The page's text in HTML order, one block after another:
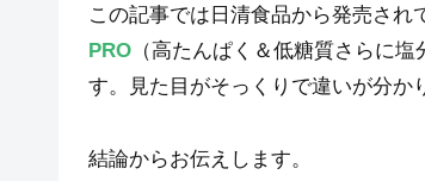
この記事では日清食品から発売さ
PRO （高たんぱく＆低糖質さらに
す。見た目がそっくりで違いが分か
結論からお伝えします。